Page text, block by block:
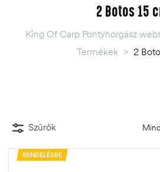
2 Botos 15
King Of Carp Pontyhorgász
Termékek > 2
Szűrők
RENDELÉSRE